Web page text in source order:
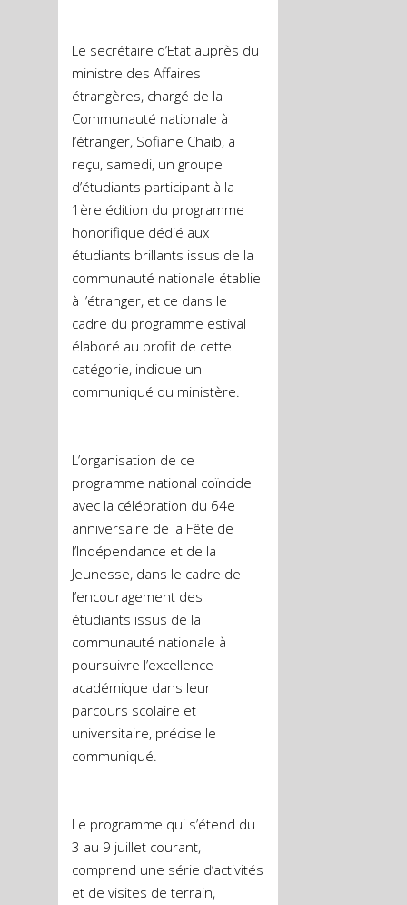
Le secrétaire d’Etat auprès du
ministre des Affaires
étrangères, chargé de la
Communauté nationale à
l’étranger, Sofiane Chaib, a
reçu, samedi, un groupe
d’étudiants participant à la
1ère édition du programme
honorifique dédié aux
étudiants brillants issus de la
communauté nationale établie
à l’étranger, et ce dans le
cadre du programme estival
élaboré au profit de cette
catégorie, indique un
communiqué du ministère.
L’organisation de ce
programme national coïncide
avec la célébration du 64e
anniversaire de la Fête de
l’Indépendance et de la
Jeunesse, dans le cadre de
l’encouragement des
étudiants issus de la
communauté nationale à
poursuivre l’excellence
académique dans leur
parcours scolaire et
universitaire, précise le
communiqué.
Le programme qui s’étend du
3 au 9 juillet courant,
comprend une série d’activités
et de visites de terrain,